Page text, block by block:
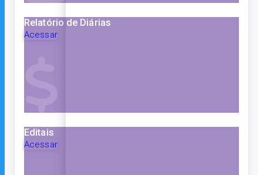
Relatório de Diárias
Acessar
Editais
Acessar